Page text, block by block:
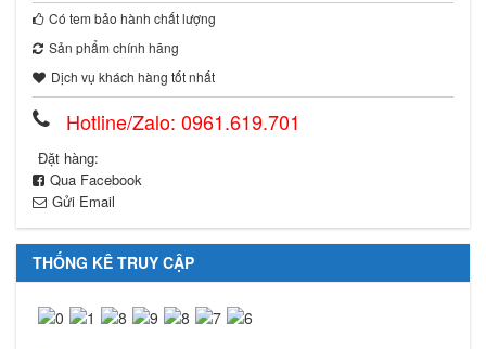
Có tem bảo hành chất lượng
Sản phẩm chính hãng
Dịch vụ khách hàng tốt nhất
Hotline/Zalo: 0961.619.701
Đặt hàng:
Qua Facebook
Gửi Email
THỐNG KÊ TRUY CẬP